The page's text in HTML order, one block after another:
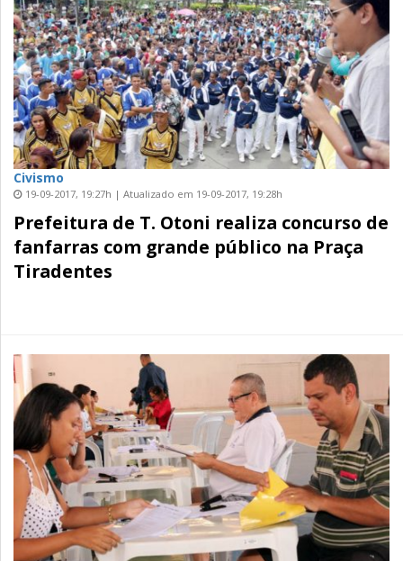
Civismo
19-09-2017, 19:27h | Atualizado em 19-09-2017, 19:28h
Prefeitura de T. Otoni realiza concurso de
fanfarras com grande público na Praça
Tiradentes